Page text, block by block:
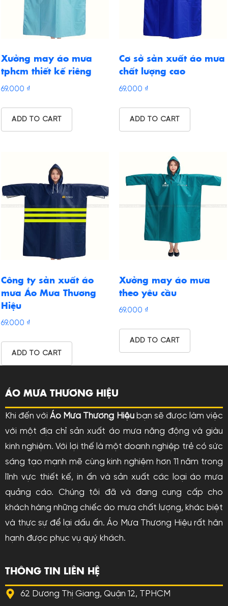
Xưởng may áo mưa
tphcm thiết kế riêng
69.000 ₫
ADD TO CART
Cơ sở sản xuất áo mưa
chất lượng cao
69.000 ₫
ADD TO CART
Công ty sản xuất áo
mưa Áo Mưa Thương
Hiệu
69.000 ₫
ADD TO CART
Xưởng may áo mưa
theo yêu cầu
69.000 ₫
ADD TO CART
ÁO MƯA THƯƠNG HIỆU
Khi đến vớiÁo Mưa Thương Hiệubạn sẽ được làm việc
với một địa chỉ sản xuất áo mưa năng động và giàu
kinh nghiệm. Với lợi thế là một doanh nghiệp trẻ có sức
sáng tạo mạnh mẽ cùng kinh nghiệm hơn 11 năm trong
lĩnh vực thiết kế, in ấn và sản xuất các loại áo mưa
quảng cáo. Chúng tôi đã và đang cung cấp cho
khách hàng những chiếc áo mưa chất lượng, khác biệt
và thực sự để lại dấu ấn. Áo Mưa Thương Hiệu rất hân
hạnh được phục vụ quý khách.
THÔNG TIN LIÊN HỆ
62 Dương Thị Giang, Quận 12, TPHCM